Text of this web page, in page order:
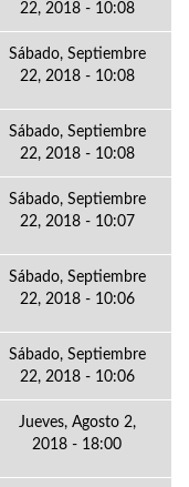
22, 2018 - 10:08
Sábado, Septiembre
22, 2018 - 10:08
Sábado, Septiembre
22, 2018 - 10:08
Sábado, Septiembre
22, 2018 - 10:07
Sábado, Septiembre
22, 2018 - 10:06
Sábado, Septiembre
22, 2018 - 10:06
Jueves, Agosto 2,
2018 - 18:00